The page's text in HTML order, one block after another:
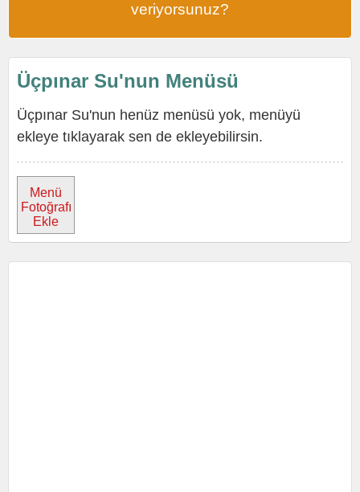
veriyorsunuz?
Üçpınar Su'nun Menüsü
Üçpınar Su'nun henüz menüsü yok, menüyü
ekleye tıklayarak sen de ekleyebilirsin.
Menü
Fotoğrafı
Ekle